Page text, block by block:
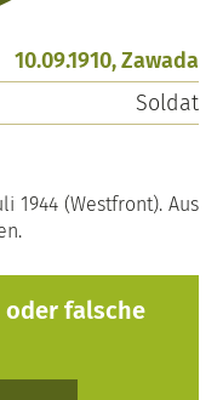
10.09.1910, Zawada
Soldat
1944 (Westfront). Aus
falsche